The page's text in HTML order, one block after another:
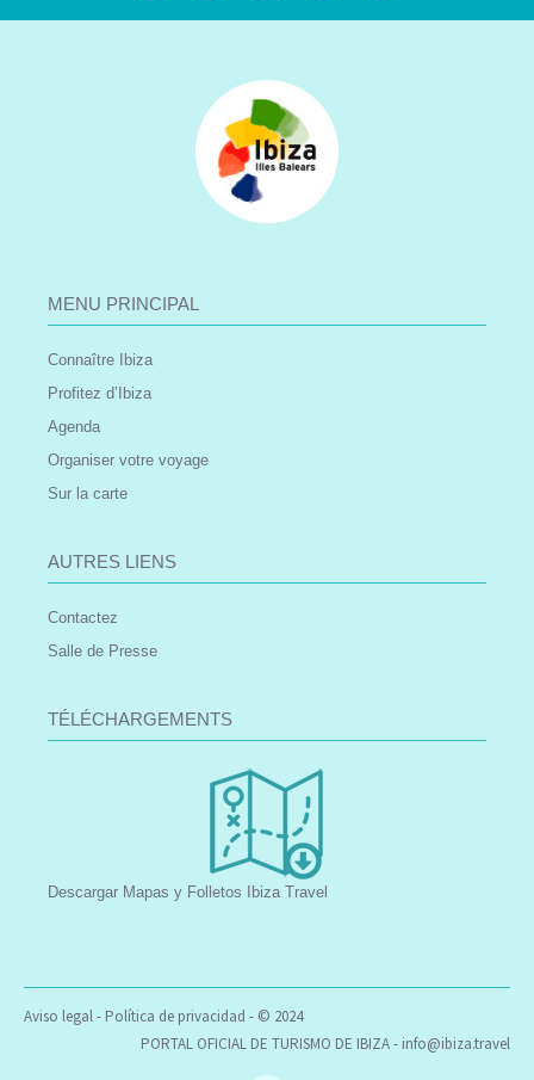
MENU PRINCIPAL
Connaître Ibiza
Profitez d’Ibiza
Agenda
Organiser votre voyage
Sur la carte
AUTRES LIENS
Contactez
Salle de Presse
TÉLÉCHARGEMENTS
Descargar Mapas y Folletos Ibiza Travel
Aviso legal- Política de privacidad - © 2024
PORTAL OFICIAL DE TURISMO DE IBIZA - info@ibiza.travel